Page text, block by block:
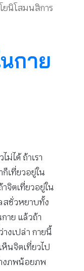
โยนิโสมนสิการ
กาย
ม่ได้ ถ้าเรา
ก็เที่ยวอยู่ใน
จิตเที่ยวอยู่ใน
สชั่วหยาบทั้ง
าย แล้วถ้า
งเปล่า กายนี้
ห็นจิตเที่ยวไป
งภพน้อยภพ